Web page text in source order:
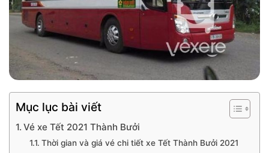
Mục lục bài viết
Vé xe Tết 2021 Thành Bưởi
Thời gian và giá vé chi tiết xe Tết Thành Bưởi 2021